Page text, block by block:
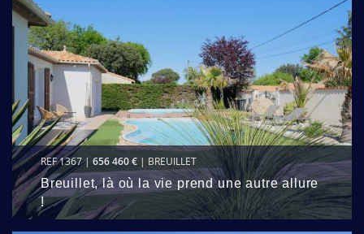
REF 1367 |656 460 € | BREUILLET
Breuillet, là où la vie prend une autre allure
!